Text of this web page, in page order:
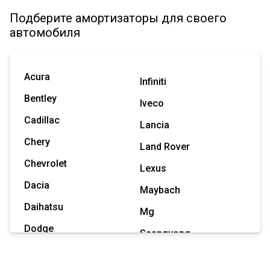
Подберите амортизаторы для своего
автомобиля
Acura
Bentley
Cadillac
Chery
Chevrolet
Dacia
Daihatsu
Dodge
Infiniti
Iveco
Lancia
Land Rover
Lexus
Maybach
Mg
Ssangyong